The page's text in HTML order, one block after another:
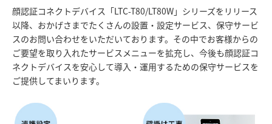
顔認証コネクトデバイス「LTC-T80/LT80W」シリーズをリリース
以降、おかげさまでたくさんの設置・設定サービス、保守サービ
スのお問い合わせをいただいております。その中でお客様からの
ご要望を取り入れたサービスメニューを拡充し、今後も顔認証コ
ネクトデバイスを安心して導入・運用するための保守サービスを
ご提供してまいります。